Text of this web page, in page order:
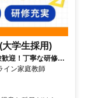
学生採用)
迎！丁寧な研修あ
イン家庭教師